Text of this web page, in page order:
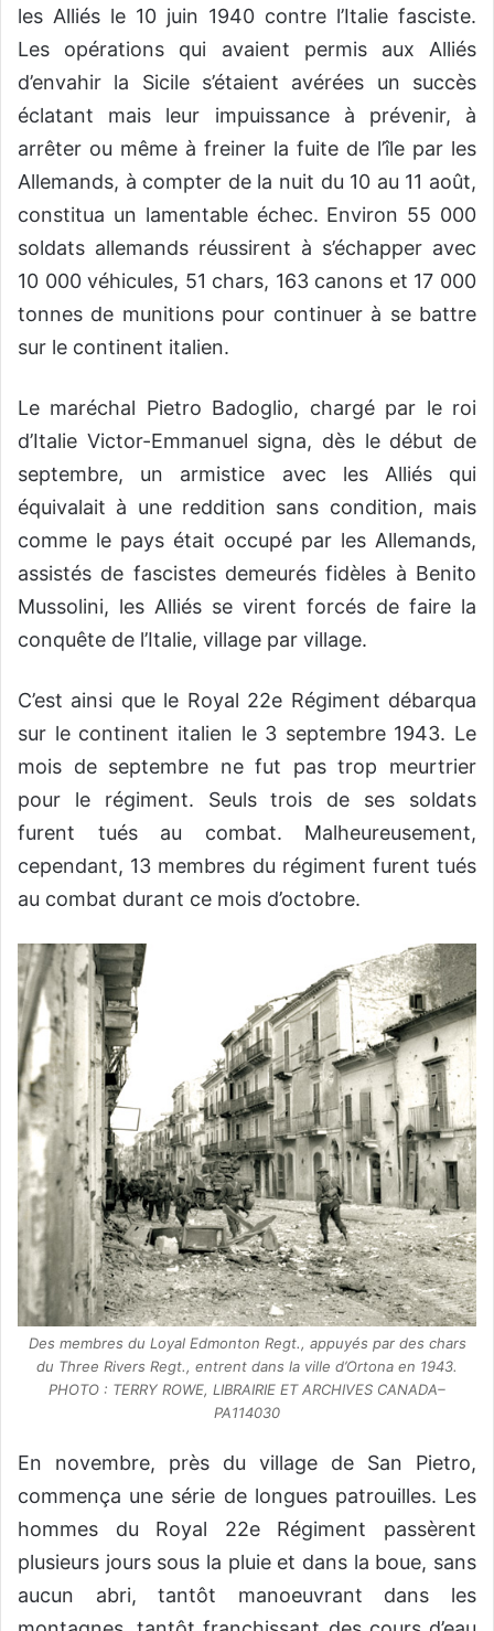
les Alliés le 10 juin 1940 contre l’Italie fasciste.
Les opérations qui avaient permis aux Alliés
d’envahir la Sicile s’étaient avérées un succès
éclatant mais leur impuissance à prévenir, à
arrêter ou même à freiner la fuite de l’île par les
Allemands, à compter de la nuit du 10 au 11 août,
constitua un lamentable échec. Environ 55 000
soldats allemands réussirent à s’échapper avec
10 000 véhicules, 51 chars, 163 canons et 17 000
tonnes de munitions pour continuer à se battre
sur le continent italien.
Le maréchal Pietro Badoglio, chargé par le roi
d’Italie Victor-Emmanuel signa, dès le début de
septembre, un armistice avec les Alliés qui
équivalait à une reddition sans condition, mais
comme le pays était occupé par les Allemands,
assistés de fascistes demeurés fidèles à Benito
Mussolini, les Alliés se virent forcés de faire la
conquête de l’Italie, village par village.
C’est ainsi que le Royal 22e Régiment débarqua
sur le continent italien le 3 septembre 1943. Le
mois de septembre ne fut pas trop meurtrier
pour le régiment. Seuls trois de ses soldats
furent tués au combat. Malheureusement,
cependant, 13 membres du régiment furent tués
au combat durant ce mois d’octobre.
Des membres du Loyal Edmonton Regt., appuyés par des chars
du Three Rivers Regt., entrent dans la ville d’Ortona en 1943.
PHOTO : TERRY ROWE, LIBRAIRIE ET ARCHIVES CANADA–
PA114030
En novembre, près du village de San Pietro,
commença une série de longues patrouilles. Les
hommes du Royal 22e Régiment passèrent
plusieurs jours sous la pluie et dans la boue, sans
aucun abri, tantôt manoeuvrant dans les